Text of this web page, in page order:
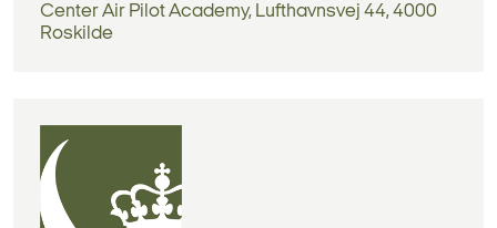
Center Air Pilot Academy, Lufthavnsvej 44, 4000
Roskilde